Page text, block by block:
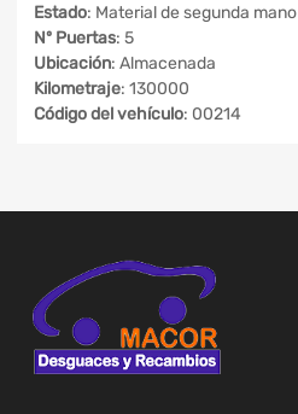
Estado: Material de segunda mano
Nº Puertas: 5
Ubicación: Almacenada
Kilometraje: 130000
Código del vehículo: 00214